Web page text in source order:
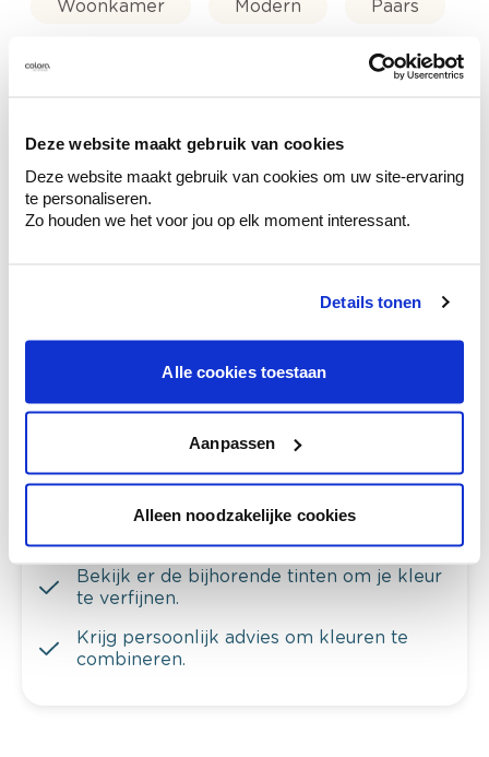
Deze website maakt gebruik van cookies
Deze website maakt gebruik van cookies om uw site-ervaring
te personaliseren.
Zo houden we het voor jou op elk moment interessant.
Details tonen
Alle cookies toestaan
Aanpassen
Alleen noodzakelijke cookies
Woonkamer Modern Paars
Ga samen met de kleuradviseur door je
Krijg ineens een technologische check-up
van je muren.
Bekijk je kleur in de winkel
Ontdek er kleurechte stalen van je
Bekijk er de bijhorende tinten om je kleur
te verfijnen.
Krijg persoonlijk advies om kleuren te
combineren.